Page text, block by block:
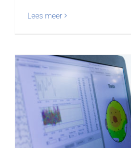
Lees meer